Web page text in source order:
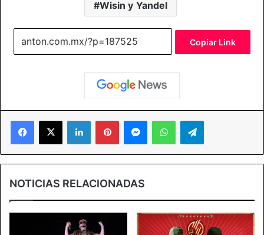
Wisin y Yandel
Copiar Link
Facebook
X LinkedInPinterestMessengerWhatsAppTelegram
NOTICIAS RELACIONADAS